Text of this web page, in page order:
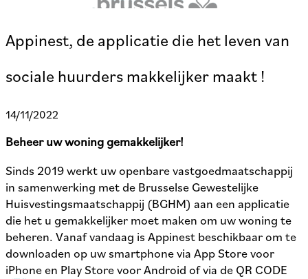
Appinest, de applicatie die het leven van
sociale huurders makkelijker maakt !
14/11/2022
Beheer uw woning gemakkelijker!
Sinds 2019 werkt uw openbare vastgoedmaatschappij
in samenwerking met de Brusselse Gewestelijke
Huisvestingsmaatschappij (BGHM) aan een applicatie
die het u gemakkelijker moet maken om uw woning te
beheren. Vanaf vandaag is Appinest beschikbaar om te
downloaden op uw smartphone via App Store voor
iPhone en Play Store voor Android of via de QR CODE